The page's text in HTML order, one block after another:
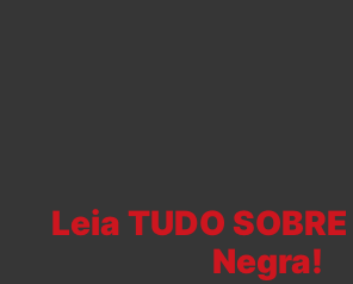
Leia TUDO
Negra!